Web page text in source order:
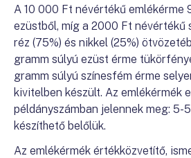
A 10 000 Ft névértékű
ezüstből, míg a 2000 Ft névértékű
réz (75%) és nikkel (25%)
gramm súlyú ezüst érme
gramm súlyú színesfém érme
kivitelben készült. Az emlékérmék
példányszámban jelennek meg: 5-
készíthető belőlük.
Az emlékérmék értékközvetítő,